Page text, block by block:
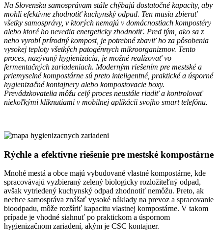
Na Slovensku samosprávam stále chýbajú dostatočné kapacity, aby
mohli efektívne zhodnotiť kuchynský odpad. Ten musia zbierať
všetky samosprávy, v ktorých nemajú v domácnostiach kompostéry
alebo ktoré ho nevedia energeticky zhodnotiť. Pred tým, ako sa z
neho vyrobí prírodný kompost, je potrebné zbaviť ho za pôsobenia
vysokej teploty všetkých patogénnych mikroorganizmov. Tento
proces, nazývaný hygienizácia, je možné realizovať vo
fermentačných zariadeniach. Moderným riešením pre mestské a
priemyselné kompostárne sú preto inteligentné, praktické a úsporné
hygienizačné kontajnery alebo kompostovacie boxy.
Prevádzkovatelia môžu celý proces neustále riadiť a kontrolovať
niekoľkými kliknutiami v mobilnej aplikácii svojho smart telefónu.
Rýchle a efektívne riešenie pre mestské kompostárne
Mnohé mestá a obce majú vybudované vlastné kompostárne, kde
spracovávajú vyzbieraný zelený biologicky rozložiteľný odpad,
avšak vytriedený kuchynský odpad zhodnotiť nemôžu. Preto, ak
nechce samospráva znášať vysoké náklady na prevoz a spracovanie
bioodpadu, môže rozšíriť kapacitu vlastnej kompostárne. V takom
prípade je vhodné siahnuť po praktickom a úspornom
hygienizačnom zariadení, akým je CSC kontajner.